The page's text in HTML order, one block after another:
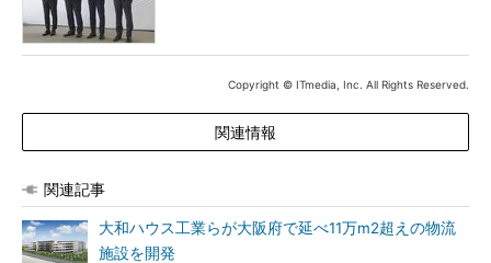
Copyright © ITmedia, Inc. All Rights Reserved.
関連情報
関連記事
大和ハウス工業らが大阪府で延べ11万m2超えの物流
施設を開発